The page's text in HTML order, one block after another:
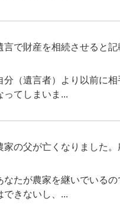
言で財産を相続させると
分（遺言者）より以前に
ってしまいま...
家の父が亡くなりました
なたが農家を継いでいる
できないし、...